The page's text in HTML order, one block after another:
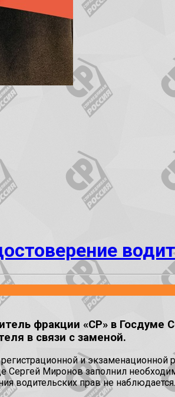
фракции «СР» в
в связи с заменой.
регистрационной и
Сергей Миронов заполнил
водительских прав не наблюдается.